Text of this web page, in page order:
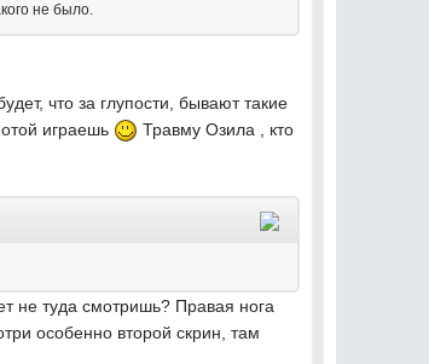
не было.
что за глупости, бывают такие
играешь
Травму Озила , кто
не туда смотришь? Правая нога
особенно второй скрин, там